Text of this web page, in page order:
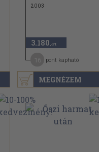
MEGNÉZEM
2003
3.180 ,-Ft
pont kapható